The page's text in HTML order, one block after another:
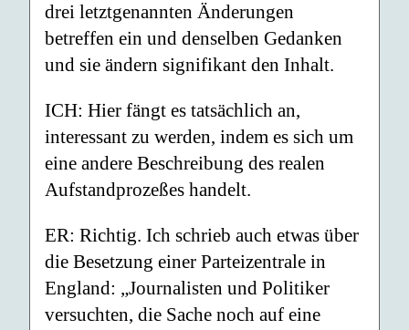
drei letztgenannten Änderungen
betreffen ein und denselben Gedanken
und sie ändern signifikant den Inhalt.
ICH: Hier fängt es tatsächlich an,
interessant zu werden, indem es sich um
eine andere Beschreibung des realen
Aufstandprozeßes handelt.
ER: Richtig. Ich schrieb auch etwas über
die Besetzung einer Parteizentrale in
England: „Journalisten und Politiker
versuchten, die Sache noch auf eine